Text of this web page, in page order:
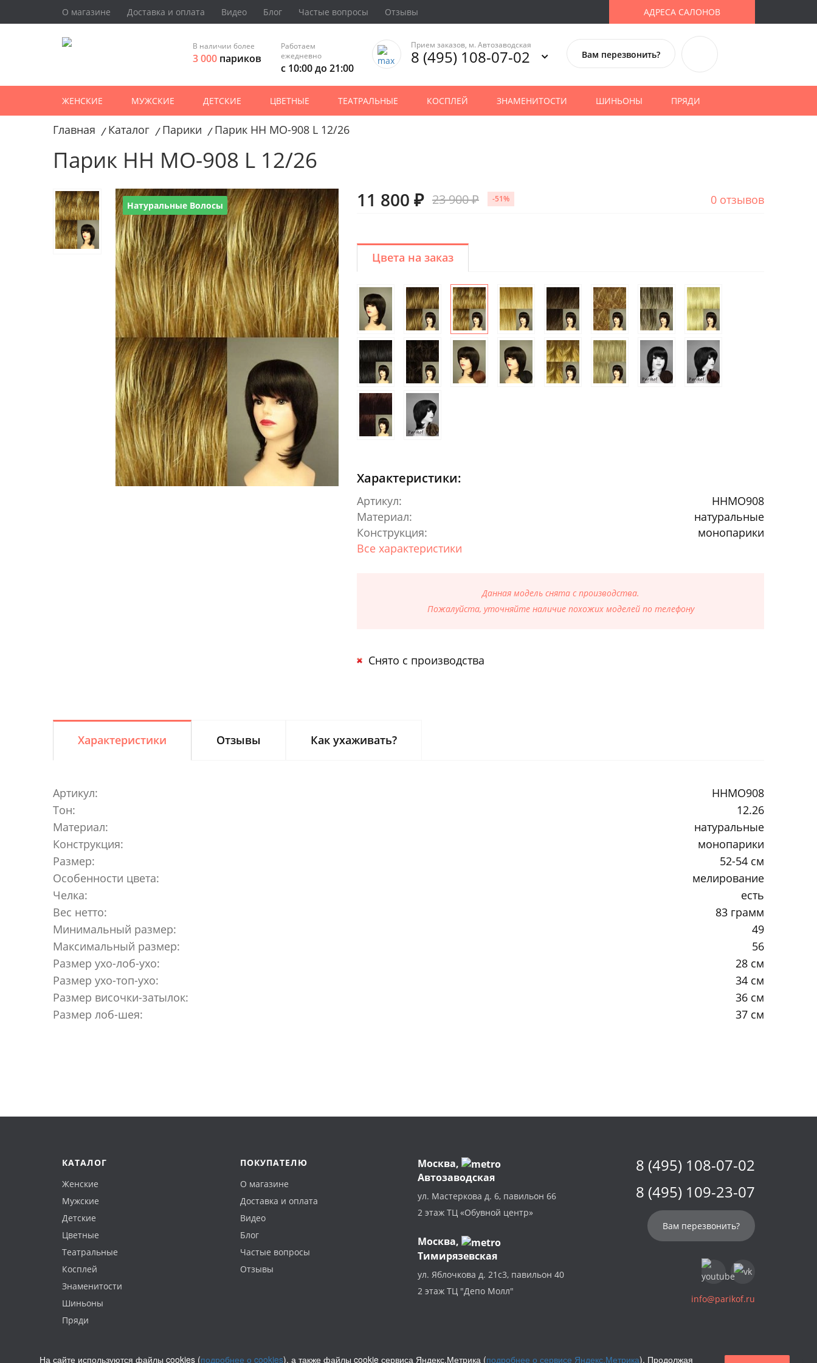
О магазине Доставка и оплата Видео Блог Частые вопросы Отзывы АДРЕСА САЛОНОВ
В наличии более
3 000 париков
Работаем
ежедневно
с 10:00 до 21:00
Прием заказов, м. Автозаводская
8 (495) 108-07-02 Вам перезвонить?
ЖЕНСКИЕ МУЖСКИЕ ДЕТСКИЕ ЦВЕТНЫЕ ТЕАТРАЛЬНЫЕ КОСПЛЕЙ ЗНАМЕНИТОСТИ ШИНЬОНЫ ПРЯДИ
Главная / Каталог / Парики / Парик HH MO-908 L 12/26
Парик HH MO-908 L 12/26
Натуральные Волосы 11 800 ₽ 23 900 ₽ -51% 0 отзывов
Цвета на заказ
Характеристики:
Артикул:
HHMO908
Материал:
натуральные
Конструкция:
монопарики
Все характеристики
Данная модель снята с производства.
Пожалуйста, уточняйте наличие похожих моделей по телефону
Снято с производства
Характеристики Отзывы Как ухаживать?
Артикул:
HHMO908
Тон:
12.26
Материал:
натуральные
Конструкция:
монопарики
Размер:
52-54 см
Особенности цвета:
мелирование
Челка:
есть
Вес нетто:
83 грамм
Минимальный размер:
49
Максимальный размер:
56
Размер ухо-лоб-ухо:
28 см
Размер ухо-топ-ухо:
34 см
Размер височки-затылок:
36 см
Размер лоб-шея:
37 см
КАТАЛОГ
Женские
Мужские
Детские
Цветные
Театральные
Косплей
Знаменитости
Шиньоны
Пряди
ПОКУПАТЕЛЮ
О магазине
Доставка и оплата
Видео
Блог
Частые вопросы
Отзывы
Москва,
Автозаводская
ул. Мастеркова д. 6, павильон 66
2 этаж ТЦ «Обувной центр»
Москва,
Тимирязевская
ул. Яблочкова д. 21с3, павильон 40
2 этаж ТЦ "Депо Молл"
8 (495) 108-07-02
8 (495) 109-23-07
Вам перезвонить?
info@parikof.ru
На сайте используются файлы cookies (подробнее о cookies), а также файлы cookie сервиса Яндекс.Метрика (подробнее о сервисе Яндекс.Метрика). Продолжая